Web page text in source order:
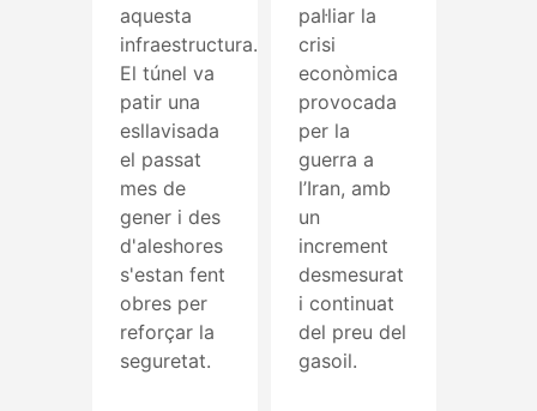
aquesta
infraestructura.
El túnel va
patir una
esllavisada
el passat
mes de
gener i des
d'aleshores
s'estan fent
obres per
reforçar la
seguretat.
pal·liar la
crisi
econòmica
provocada
per la
guerra a
l’Iran, amb
un
increment
desmesurat
i continuat
del preu del
gasoil.